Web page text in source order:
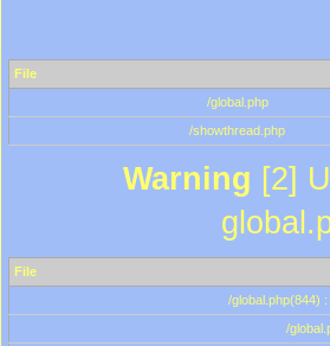
File
/global.php
/showthread.php
Warning [2]
File
/global.php(844)
/